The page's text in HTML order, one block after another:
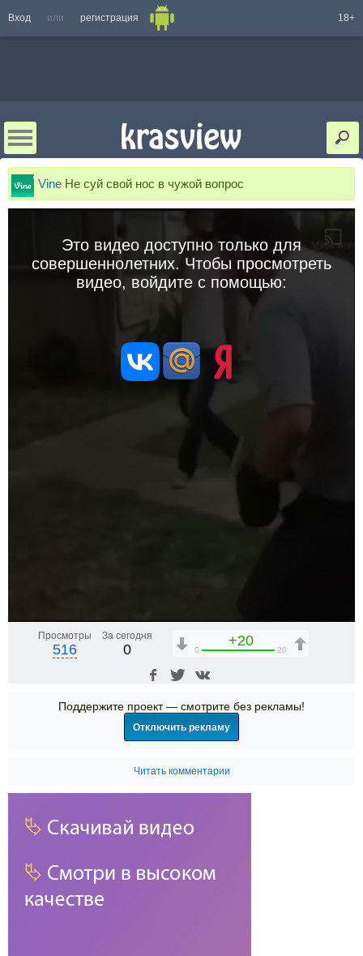
Вход или регистрация 18+
Vine Не суй свой нос в чужой вопрос
Это видео доступно только для
совершеннолетних. Чтобы просмотреть
видео, войдите с помощью:
Просмотры
516
За сегодня
0
+20
0 20
Поддержите проект — смотрите без рекламы!
Отключить рекламу
Читать комментарии